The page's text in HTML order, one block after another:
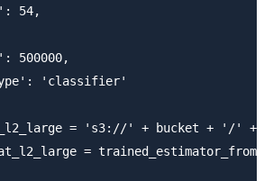
54,
500000,
'classifier'
= 's3://' + bucket + '/'
=